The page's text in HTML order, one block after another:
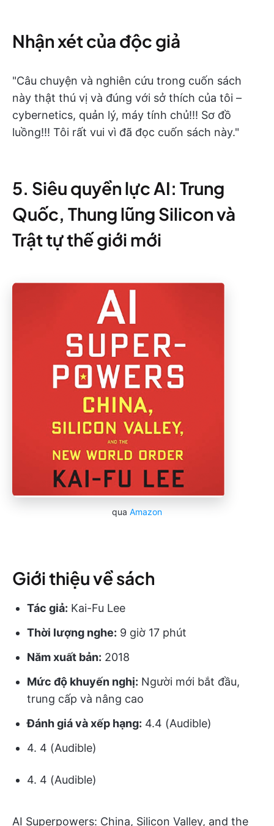
Nhận xét của độc giả
"Câu chuyện và nghiên cứu trong cuốn sách
này thật thú vị và đúng với sở thích của tôi –
cybernetics, quản lý, máy tính chủ!!! Sơ đồ
luồng!!! Tôi rất vui vì đã đọc cuốn sách này."
5. Siêu quyền lực AI: Trung
Quốc, Thung lũng Silicon và
Trật tự thế giới mới
qua Amazon
Giới thiệu về sách
Tác giả: Kai-Fu Lee
Thời lượng nghe: 9 giờ 17 phút
Năm xuất bản: 2018
Mức độ khuyến nghị: Người mới bắt đầu,
trung cấp và nâng cao
Đánh giá và xếp hạng: 4.4 (Audible)
4. 4 (Audible)
4. 4 (Audible)
AI Superpowers: China, Silicon Valley, and the